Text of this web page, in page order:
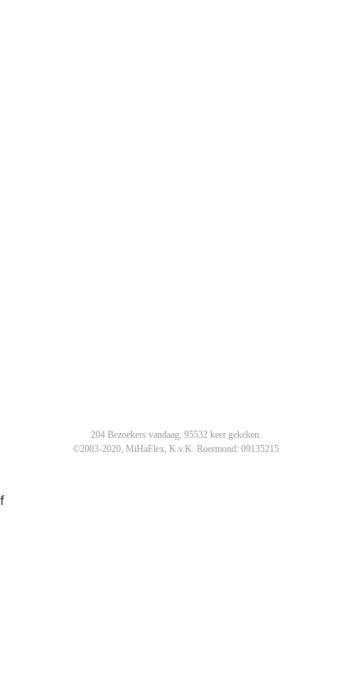
204 Bezoekers vandaag, 95532 keer gekeken.
©2003-2020, MiHaFlex, K.v.K. Roermond: 09135215
f